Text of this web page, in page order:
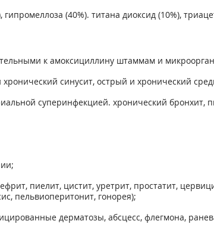
(40%). титана диоксид (10%),
к амоксициллину штаммам и
синусит, острый и хронический
суперинфекцией. хронический бронхит,
пиелит, цистит, уретрит, простатит,
пельвиоперитонит, гонорея);
дерматозы, абсцесс, флегмона,